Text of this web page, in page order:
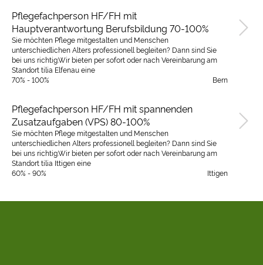
Pflegefachperson HF/FH mit
Hauptverantwortung Berufsbildung 70-100%
Sie möchten Pflege mitgestalten und Menschen
unterschiedlichen Alters professionell begleiten? Dann sind Sie
bei uns richtig.Wir bieten per sofort oder nach Vereinbarung am
Standort tilia Elfenau eine
70% - 100%
Bern
Pflegefachperson HF/FH mit spannenden
Zusatzaufgaben (VPS) 80-100%
Sie möchten Pflege mitgestalten und Menschen
unterschiedlichen Alters professionell begleiten? Dann sind Sie
bei uns richtig.Wir bieten per sofort oder nach Vereinbarung am
Standort tilia Ittigen eine
60% - 90%
Ittigen